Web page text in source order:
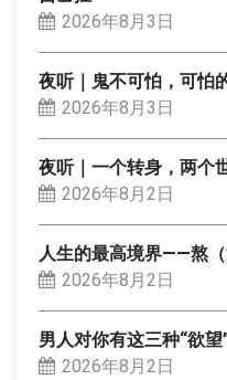
2026年8月3日
夜听｜鬼不可怕，可怕
2026年8月3日
夜听｜一个转身，两个
2026年8月2日
人生的最高境界——熬（
2026年8月2日
男人对你有这三种“欲
2026年8月2日